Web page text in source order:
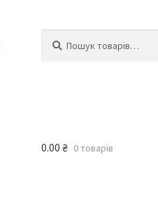
0.00 ₴ 0 товарів